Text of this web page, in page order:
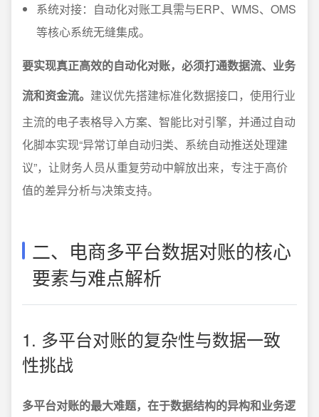
系统对接：自动化对账工具需与ERP、WMS、OMS
等核心系统无缝集成。
要实现真正高效的自动化对账，必须打通数据流、业务
流和资金流。 建议优先搭建标准化数据接口，使用行业
主流的电子表格导入方案、智能比对引擎，并通过自动
化脚本实现“异常订单自动归类、系统自动推送处理建
议”，让财务人员从重复劳动中解放出来，专注于高价
值的差异分析与决策支持。
二、电商多平台数据对账的核心
要素与难点解析
1. 多平台对账的复杂性与数据一致
性挑战
多平台对账的最大难题，在于数据结构的异构和业务逻